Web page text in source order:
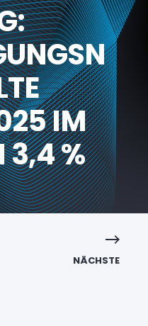
IM
3,4 %
NÄCHSTE